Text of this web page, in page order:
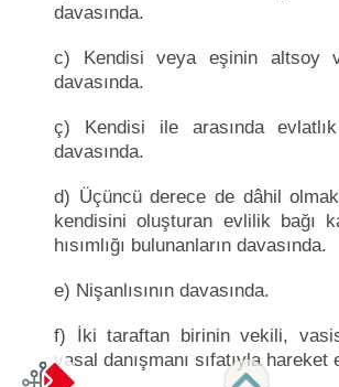
davasında.
c) Kendisi veya eşinin altsoy
davasında.
ç) Kendisi ile arasında evlatlık
davasında.
d) Üçüncü derece de dâhil
kendisini oluşturan evlilik bağı
hısımlığı bulunanların davasında.
e) Nişanlısının davasında.
f) İki taraftan birinin vekili,
yasal danışmanı sıfatıyla hareket